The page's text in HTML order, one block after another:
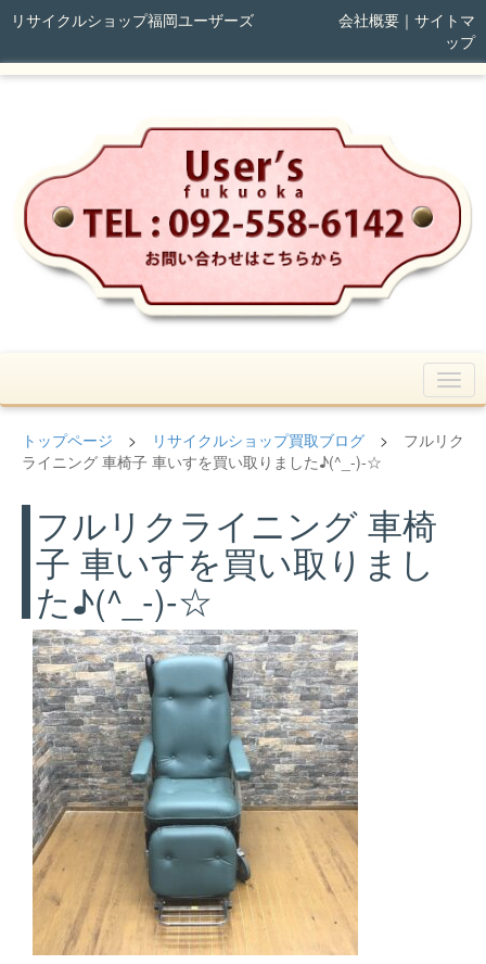
リサイクルショップ福岡ユーザーズ 会社概要｜ サイトマ
ップ
トップページ > リサイクルショップ買取ブログ > フルリク
ライニング 車椅子 車いすを買い取りました♪(^_-)-☆
フルリクライニング 車椅
子 車いすを買い取りまし
た♪(^_-)-☆